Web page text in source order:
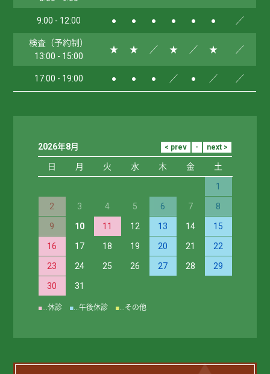
9:00 - 12:00 ● ● ● ● ● ● ／
検査（予約制）
13:00 - 15:00
★ ★ ／ ★ ／ ★ ／
17:00 - 19:00 ● ● ● ／ ● ／ ／
2026年8月
日 月 火 水 木 金 土
1
2 3 4 5 6 7 8
9 10 11 12 13 14 15
16 17 18 19 20 21 22
23 24 25 26 27 28 29
30 31
■…休診 ■…午後休診 ■…その他